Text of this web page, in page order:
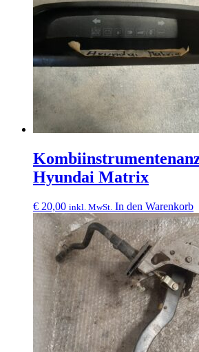
Hyundai Matrix
€ 20,00 inkl. MwSt. In den Warenkorb